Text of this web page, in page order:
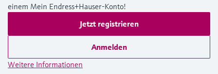
einem Mein Endress+Hauser-Konto!
Jetzt registrieren
Anmelden
Weitere Informationen